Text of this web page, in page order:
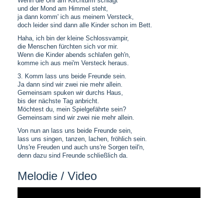
und der Mond am Himmel steht,
ja dann komm' ich aus meinem Versteck,
doch leider sind dann alle Kinder schon im Bett.
Haha, ich bin der kleine Schlossvampir,
die Menschen fürchten sich vor mir.
Wenn die Kinder abends schlafen geh'n,
komme ich aus mei'm Versteck heraus.
3. Komm lass uns beide Freunde sein.
Ja dann sind wir zwei nie mehr allein.
Gemeinsam spuken wir durchs Haus,
bis der nächste Tag anbricht.
Möchtest du, mein Spielgefährte sein?
Gemeinsam sind wir zwei nie mehr allein.
Von nun an lass uns beide Freunde sein,
lass uns singen, tanzen, lachen, fröhlich sein.
Uns're Freuden und auch uns're Sorgen teil'n,
denn dazu sind Freunde schließlich da.
Melodie / Video